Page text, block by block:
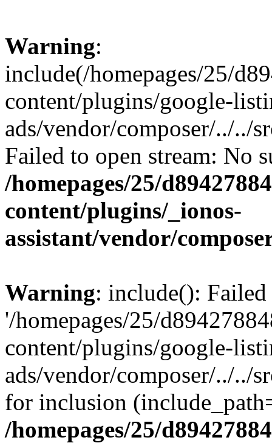
Warning:
include(/homepages/25/
content/plugins/google-
ads/vendor/composer/../../
Failed to open stream: No
/homepages/25/
content/plugins/_ionos-
assistant/vendor/
Warning: include():
'/homepages/25/
content/plugins/google-
ads/vendor/composer/../../
for inclusion
/homepages/25/